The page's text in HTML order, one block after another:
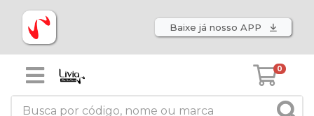
Baixe já nosso APP
0